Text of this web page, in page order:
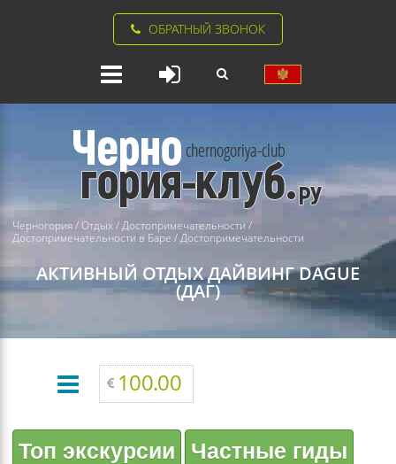
ОБРАТНЫЙ ЗВОНОК
Черногория/ Отдых/Достопримечательности /
Достопримечательности в Баре /Достопримечательности
АКТИВНЫЙ ОТДЫХДАЙВИНГ DAGUE
(ДАГ)
100.00
Топ экскурсии
Частные гиды